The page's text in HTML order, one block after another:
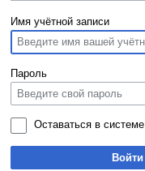
Перейти
навигации
Перейти
поиску
Имя учётной записи
Пароль
Оставаться в системе
Войти